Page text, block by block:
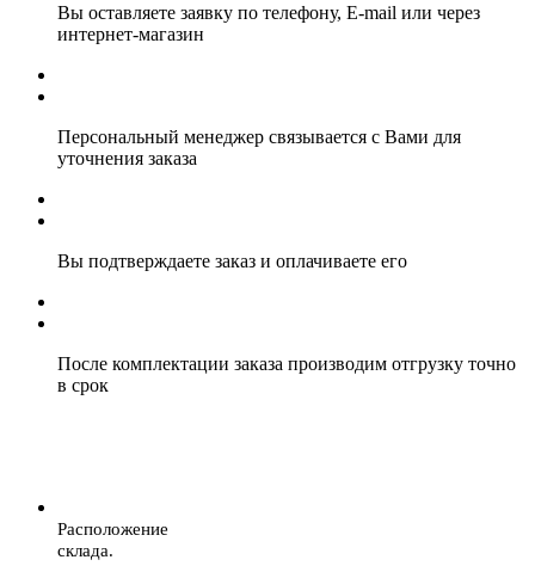
Вы оставляете заявку по телефону, E-mail или через
интернет-магазин
Персональный менеджер связывается с Вами для
уточнения заказа
Вы подтверждаете заказ и оплачиваете его
После комплектации заказа производим отгрузку точно
в срок
Расположение
склада.